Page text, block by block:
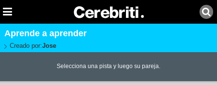
Aprende a aprender
Creado por:Jose
Selecciona una pista y luego su pareja.